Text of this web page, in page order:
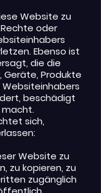
Website zu
oder
Ebenso ist
die die
Geräte, Produkte
beschädigt
sich,
Website zu
zu kopieren, zu
zugänglich